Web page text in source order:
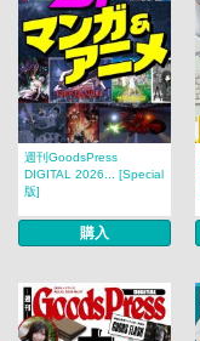
週刊GoodsPress
DIGITAL 2026... [Special
版]
購入